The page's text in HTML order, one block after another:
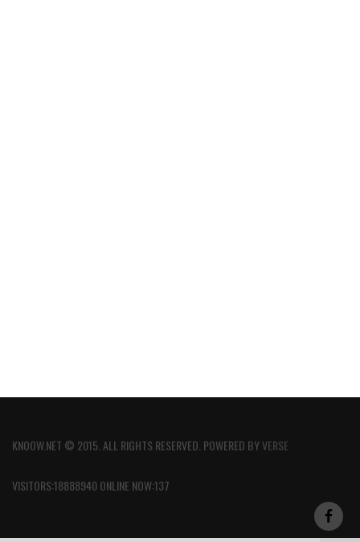
KNOOW.NET © 2015. ALL RIGHTS RESERVED. POWERED BYVERSE
VISITORS:18888940 ONLINE NOW:137